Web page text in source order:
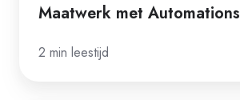
Maatwerk met Automations
2 min leestijd